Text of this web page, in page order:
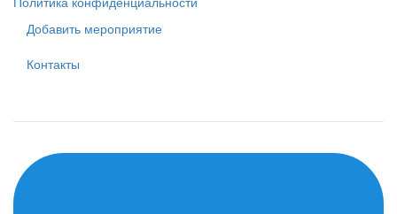
Добавить мероприятие
Контакты